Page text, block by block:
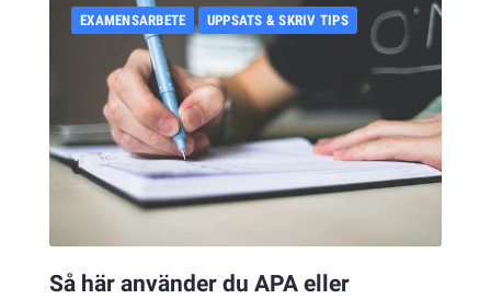
EXAMENSARBETE UPPSATS & SKRIV TIPS
Så här använder du APA eller